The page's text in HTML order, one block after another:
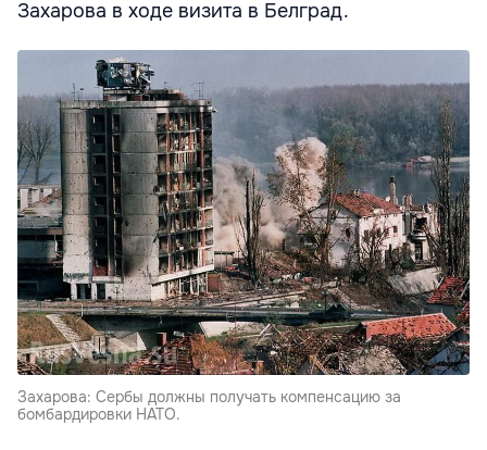
Захарова в ходе визита в Белград.
Захарова: Сербы должны получать компенсацию за
бомбардировки НАТО.